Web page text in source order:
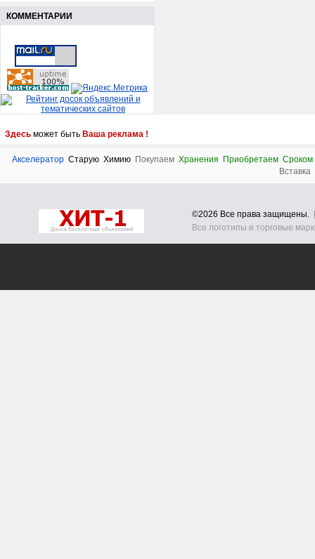
КОММЕНТАРИИ
Здесь может быть Ваша реклама !
Акселератор Старую Химию Покупаем Хранения Приобретаем Сроком
Вставка
©2026 Все права защищены.
Все логотипы и торговые